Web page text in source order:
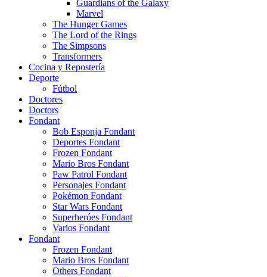
Guardians of the Galaxy
Marvel
The Hunger Games
The Lord of the Rings
The Simpsons
Transformers
Cocina y Repostería
Deporte
Fútbol
Doctores
Doctors
Fondant
Bob Esponja Fondant
Deportes Fondant
Frozen Fondant
Mario Bros Fondant
Paw Patrol Fondant
Personajes Fondant
Pokémon Fondant
Star Wars Fondant
Superheróes Fondant
Varios Fondant
Fondant
Frozen Fondant
Mario Bros Fondant
Others Fondant